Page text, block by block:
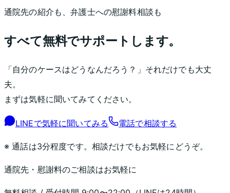
通院先の紹介も、弁護士への慰謝料相談も
すべて無料でサポートします。
「自分のケースはどうなんだろう？」それだけでも大丈
夫。
まずは気軽に聞いてみてください。
LINEで気軽に聞いてみる 電話で相談する
※ 通話は3分程度です。相談だけでもお気軽にどうぞ。
通院先・慰謝料のご相談はお気軽に